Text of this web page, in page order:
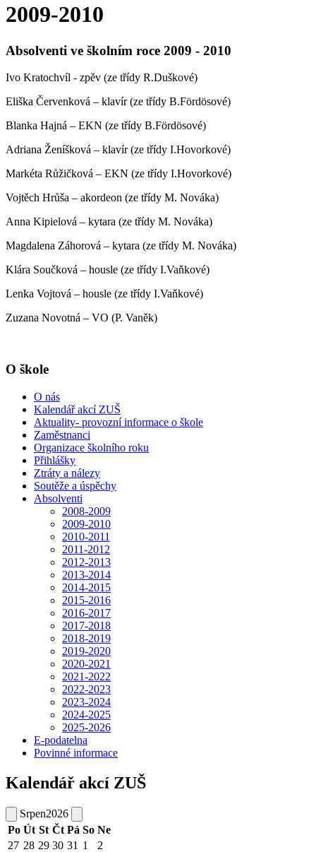
2009-2010
Absolventi ve školním roce 2009 - 2010
Ivo Kratochvíl - zpěv (ze třídy R.Duškové)
Eliška Červenková – klavír (ze třídy B.Fördösové)
Blanka Hajná – EKN (ze třídy B.Fördösové)
Adriana Ženíšková – klavír (ze třídy I.Hovorkové)
Markéta Růžičková – EKN (ze třídy I.Hovorkové)
Vojtěch Hrůša – akordeon (ze třídy M. Nováka)
Anna Kipielová – kytara (ze třídy M. Nováka)
Magdalena Záhorová – kytara (ze třídy M. Nováka)
Klára Součková – housle (ze třídy I.Vaňkové)
Lenka Vojtová – housle (ze třídy I.Vaňkové)
Zuzana Novotná – VO (P. Vaněk)
O škole
O nás
Kalendář akcí ZUŠ
Aktuality- provozní informace o škole
Zaměstnanci
Organizace školního roku
Přihlášky
Ztráty a nálezy
Soutěže a úspěchy
Absolventi
2008-2009
2009-2010
2010-2011
2011-2012
2012-2013
2013-2014
2014-2015
2015-2016
2016-2017
2017-2018
2018-2019
2019-2020
2020-2021
2021-2022
2022-2023
2023-2024
2024-2025
2025-2026
E-podatelna
Povinné informace
Kalendář akcí ZUŠ
Srpen2026
Po Út St Čt Pá So Ne
27 28 29 30 31 1
2